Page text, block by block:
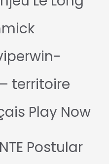
territoire
Play Now
Postular